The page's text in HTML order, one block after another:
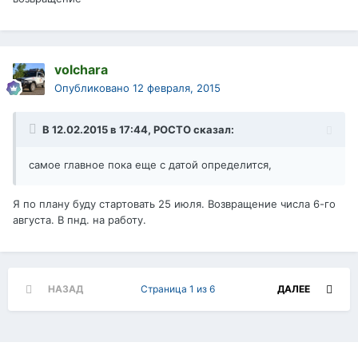
volchara
Опубликовано 12 февраля, 2015
В 12.02.2015 в 17:44, РОСТО сказал:
самое главное пока еще с датой определится,
Я по плану буду стартовать 25 июля. Возвращение числа 6-го
августа. В пнд. на работу.
НАЗАД ДАЛЕЕ
Страница 1 из 6